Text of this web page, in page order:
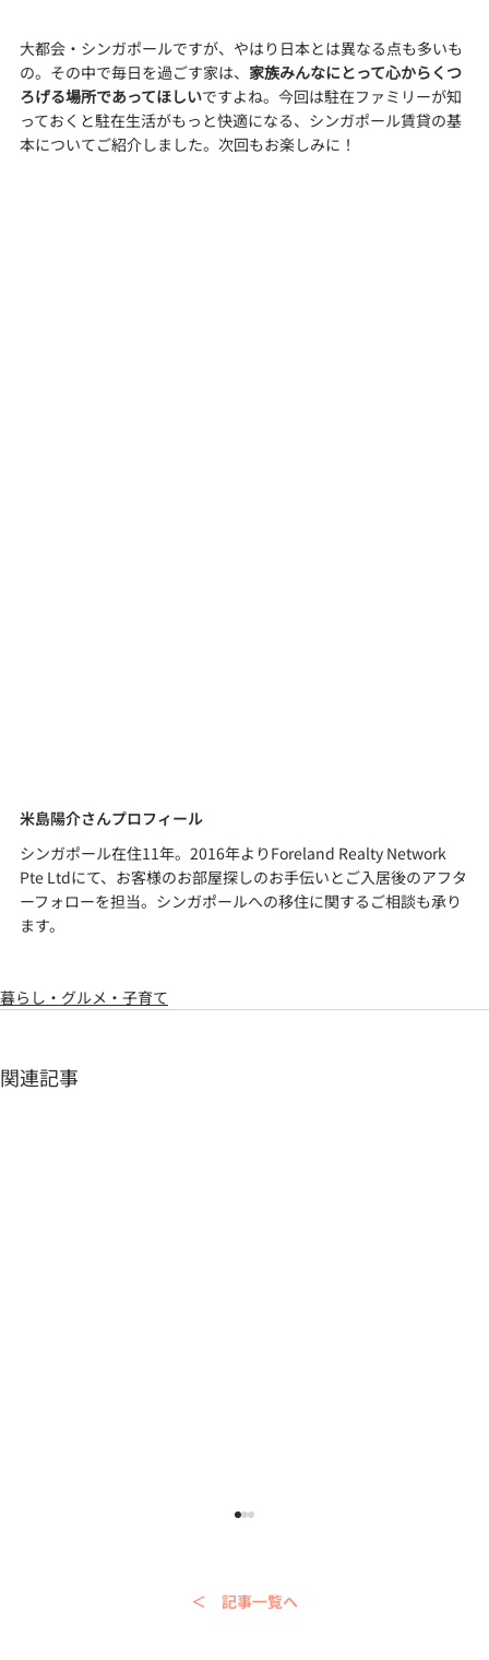
大都会・シンガポールですが、やはり日本とは異なる点も多いも
の。その中で毎日を過ごす家は、 家族みんなにとって心からくつ
ろげる場所であってほしいですよね。今回は駐在ファミリーが知
っておくと駐在生活がもっと快適になる、シンガポール賃貸の基
本についてご紹介しました。次回もお楽しみに！
米島陽介さんプロフィール
シンガポール在住11年。2016年よりForeland Realty Network
Pte Ltdにて、お客様のお部屋探しのお手伝いとご入居後のアフタ
ーフォローを担当。シンガポールへの移住に関するご相談も承り
ます。
暮らし・グルメ・子育て
関連記事
＜ 記事一覧へ